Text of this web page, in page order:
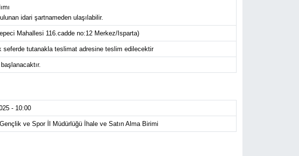
idari şartnameden ulaşılabilir.
Mahallesi 116.cadde no:12 Merkez/Isparta)
seferde tutanakla teslimat adresine teslim edilecektir
- 10:00
ve Spor İl Müdürlüğü İhale ve Satın Alma Birimi